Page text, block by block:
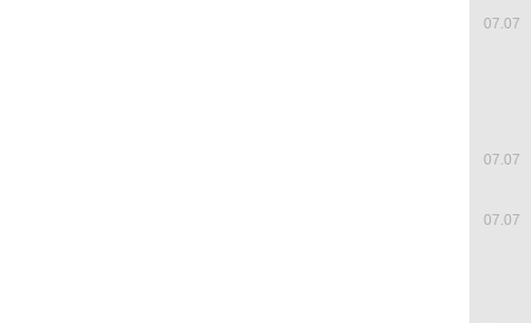
07.07
07.07
07.07